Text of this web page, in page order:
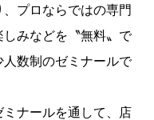
プロならではの専門
みなどを〝無料〟で
数制のゼミナールで
ナールを通して、店